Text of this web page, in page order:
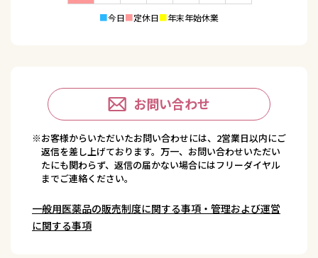
■今日■定休日■年末年始休業
お問い合わせ
※お客様からいただいたお問い合わせには、2営業日以内にご
返信を差し上げております。万一、お問い合わせいただい
たにも関わらず、返信の届かない場合にはフリーダイヤル
までご連絡ください。
一般用医薬品の販売制度に関する事項・管理および運営
に関する事項